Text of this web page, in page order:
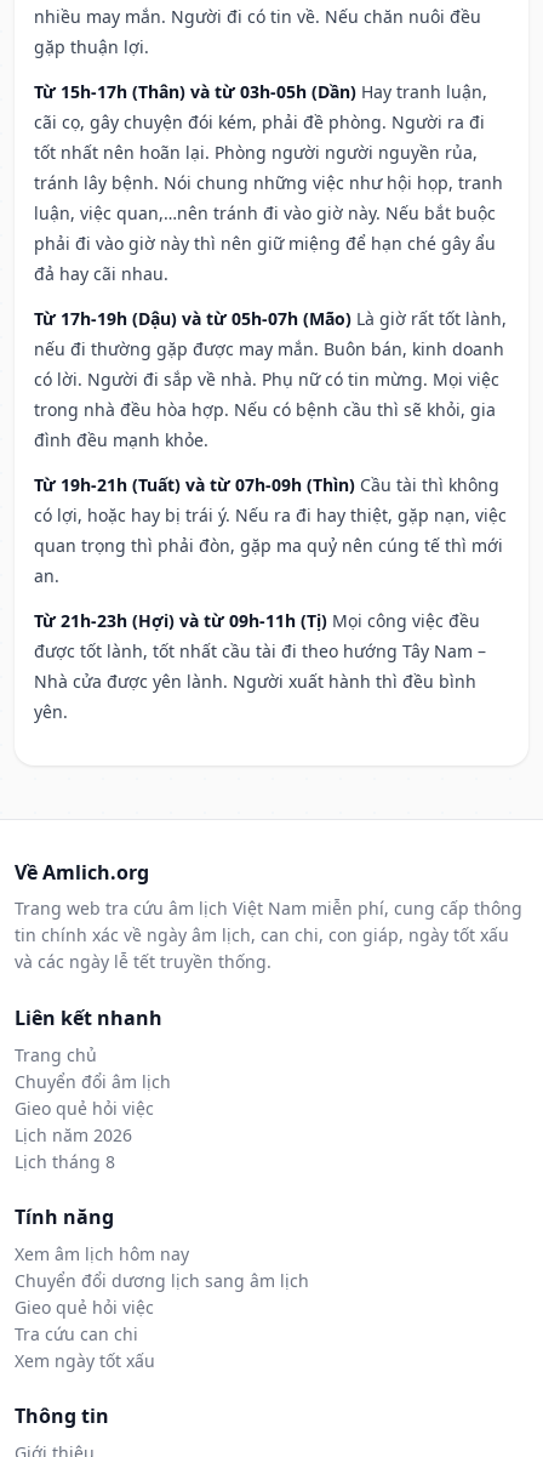
nhiều may mắn. Người đi có tin về. Nếu chăn nuôi đều
gặp thuận lợi.
Từ 15h-17h (Thân) và từ 03h-05h (Dần) Hay tranh luận,
cãi cọ, gây chuyện đói kém, phải đề phòng. Người ra đi
tốt nhất nên hoãn lại. Phòng người người nguyền rủa,
tránh lây bệnh. Nói chung những việc như hội họp, tranh
luận, việc quan,…nên tránh đi vào giờ này. Nếu bắt buộc
phải đi vào giờ này thì nên giữ miệng để hạn ché gây ẩu
đả hay cãi nhau.
Từ 17h-19h (Dậu) và từ 05h-07h (Mão) Là giờ rất tốt lành,
nếu đi thường gặp được may mắn. Buôn bán, kinh doanh
có lời. Người đi sắp về nhà. Phụ nữ có tin mừng. Mọi việc
trong nhà đều hòa hợp. Nếu có bệnh cầu thì sẽ khỏi, gia
đình đều mạnh khỏe.
Từ 19h-21h (Tuất) và từ 07h-09h (Thìn) Cầu tài thì không
có lợi, hoặc hay bị trái ý. Nếu ra đi hay thiệt, gặp nạn, việc
quan trọng thì phải đòn, gặp ma quỷ nên cúng tế thì mới
an.
Từ 21h-23h (Hợi) và từ 09h-11h (Tị) Mọi công việc đều
được tốt lành, tốt nhất cầu tài đi theo hướng Tây Nam –
Nhà cửa được yên lành. Người xuất hành thì đều bình
yên.
Về Amlich.org
Trang web tra cứu âm lịch Việt Nam miễn phí, cung cấp thông
tin chính xác về ngày âm lịch, can chi, con giáp, ngày tốt xấu
và các ngày lễ tết truyền thống.
Liên kết nhanh
Trang chủ
Chuyển đổi âm lịch
Gieo quẻ hỏi việc
Lịch năm 2026
Lịch tháng 8
Tính năng
Xem âm lịch hôm nay
Chuyển đổi dương lịch sang âm lịch
Gieo quẻ hỏi việc
Tra cứu can chi
Xem ngày tốt xấu
Thông tin